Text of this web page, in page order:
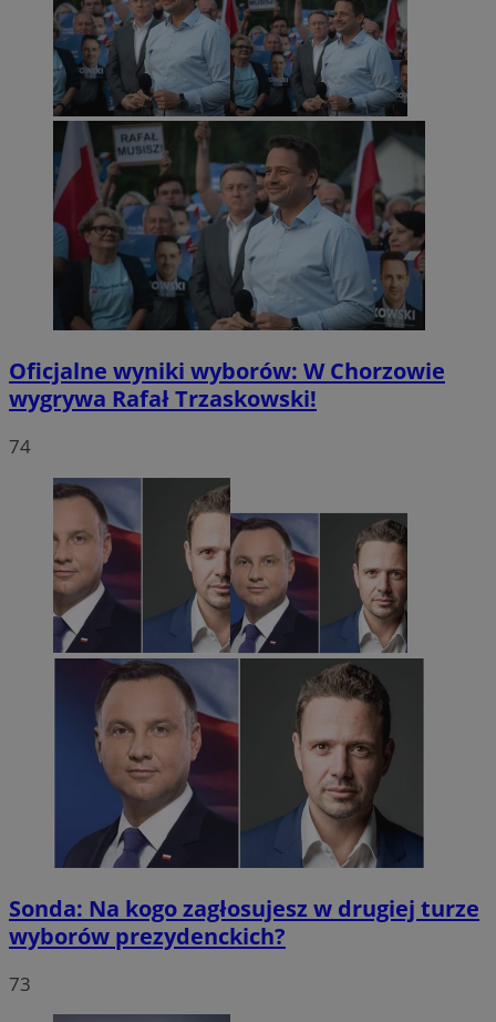
Oficjalne wyniki wyborów: W Chorzowie
wygrywa Rafał Trzaskowski!
74
Sonda: Na kogo zagłosujesz w drugiej turze
wyborów prezydenckich?
73